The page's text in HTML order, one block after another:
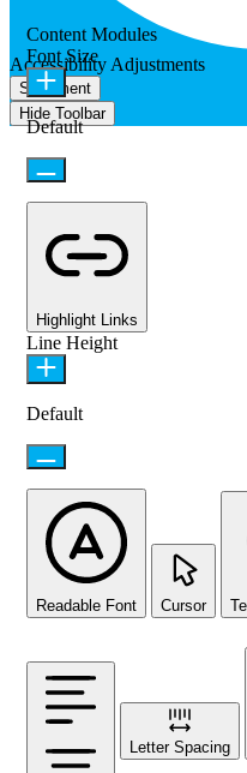
Accessibility Adjustments
Statement
Hide Toolbar
Content Modules
Font Size
Default
Highlight Links
Line Height
Default
Readable Font Cursor
Letter Spacing